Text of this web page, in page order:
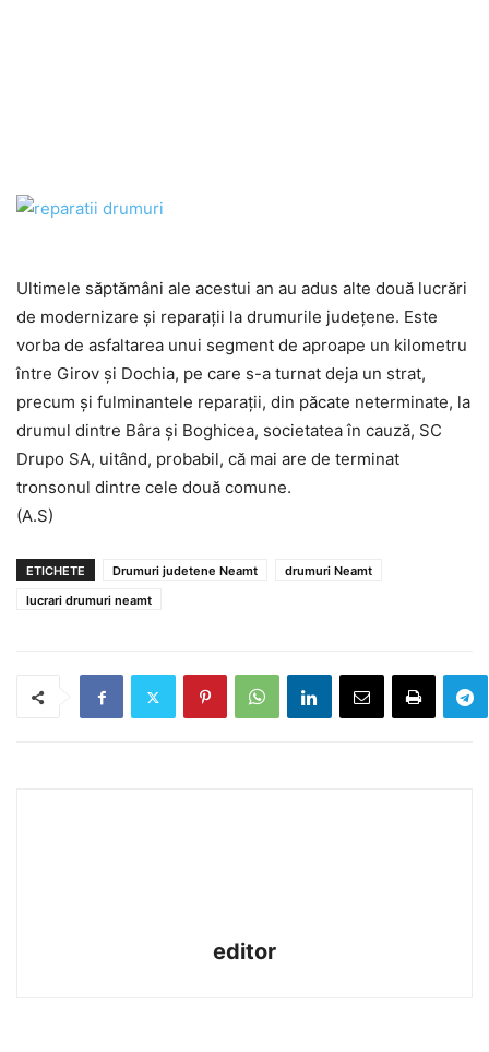
Ultimele săptămâni ale acestui an au adus alte două lucrări
de modernizare și reparații la drumurile județene. Este
vorba de asfaltarea unui segment de aproape un kilometru
între Girov și Dochia, pe care s-a turnat deja un strat,
precum și fulminantele reparații, din păcate neterminate, la
drumul dintre Bâra și Boghicea, societatea în cauză, SC
Drupo SA, uitând, probabil, că mai are de terminat
tronsonul dintre cele două comune.
(A.S)
ETICHETE Drumuri judetene Neamt
drumuri Neamt
lucrari drumuri neamt
editor